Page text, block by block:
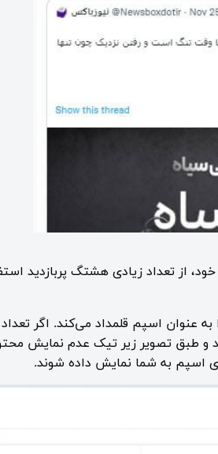
از تعداد زیادی هشتگ پربازدید
که بیشتر از 10 هشتگ دارند را به عنوان اسپم قلمداد
طبق تصویر زیر تیک عدم نمایش
اسپم به شما نمایش داده شوند.